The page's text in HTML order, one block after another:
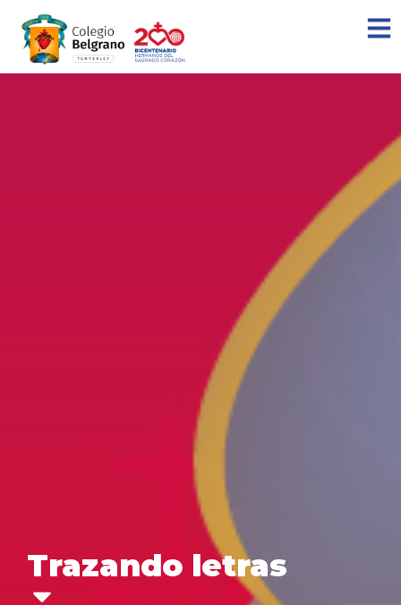
Trazando letras